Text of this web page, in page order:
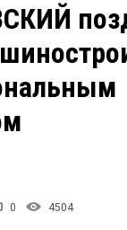
Блоги
Архив
0 4504